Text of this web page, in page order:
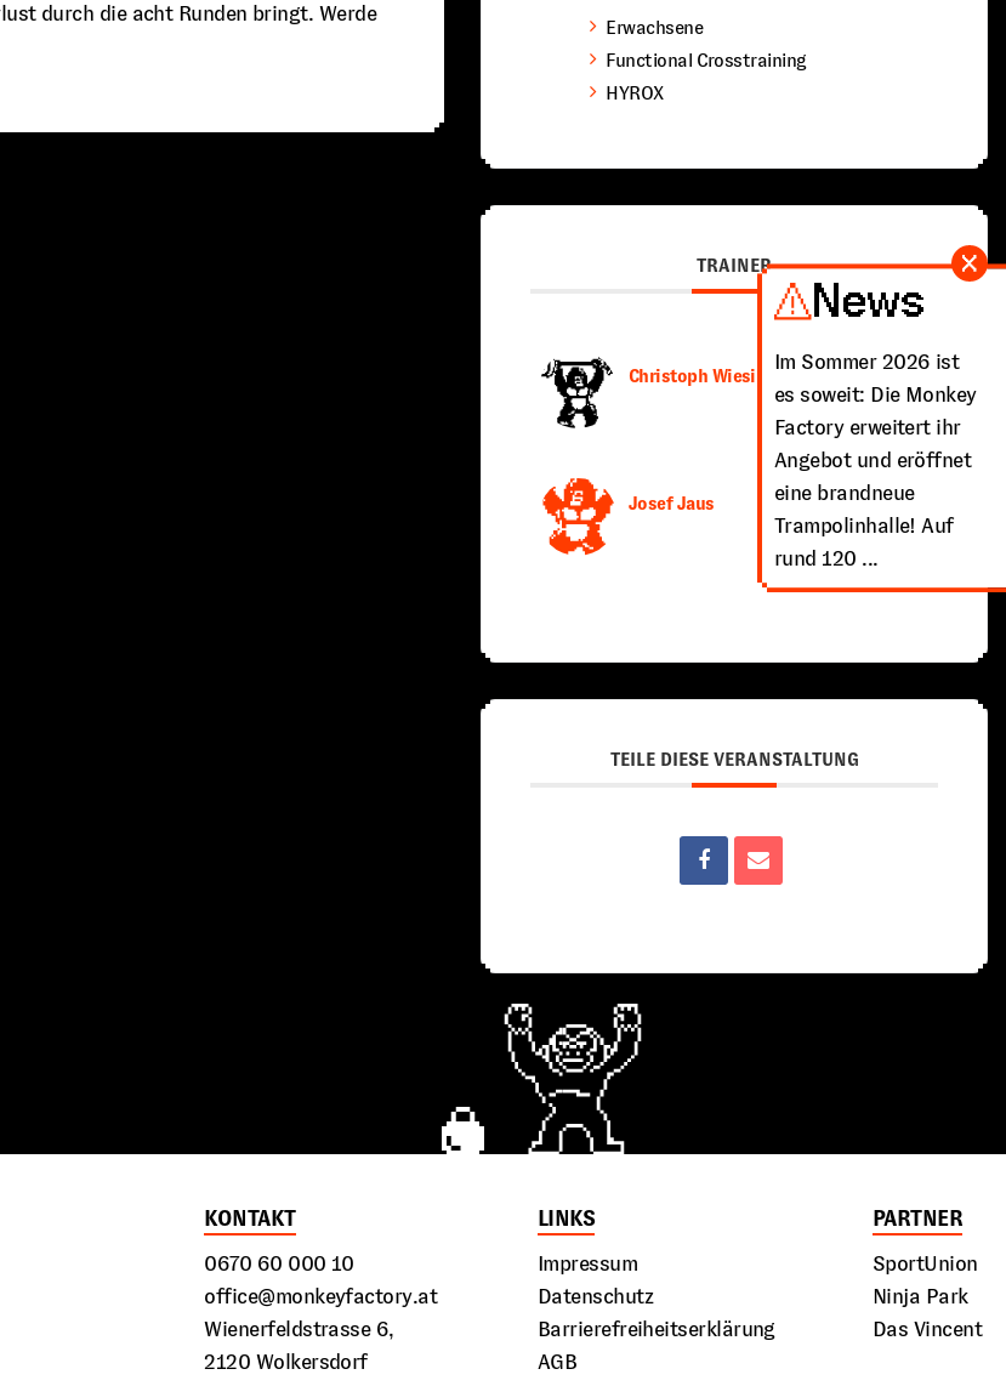
durch die acht Runden bringt. Werde
Erwachsene
Functional Crosstraining
HYROX
TRAINER
Christoph Wiesinger
Josef Jaus
TEILE DIESE VERANSTALTUNG
KONTAKT
0670 60 000 10
office@monkeyfactory.at
Wienerfeldstrasse 6,
2120 Wolkersdorf
LINKS
Impressum
Datenschutz
Barrierefreiheitserklärung
AGB
PARTNER
SportUnion
Ninja Park
Das Vincent
News
Im Sommer 2026 ist
es soweit: Die Monkey
Factory erweitert ihr
Angebot und eröffnet
eine brandneue
Trampolinhalle! Auf
rund 120 ...